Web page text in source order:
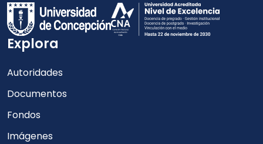
Explora
Autoridades
Documentos
Fondos
Imágenes